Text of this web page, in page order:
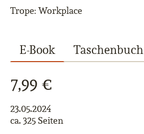
Trope: Workplace
E-Book Taschenbuch
7,99 €
23.05.2024
ca. 325 Seiten